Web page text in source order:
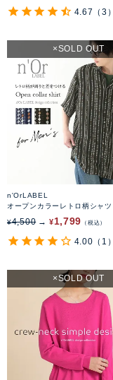
4.67 （3）
n'OrLABEL
オープンカラーレトロ柄シャツ
¥4,500 ¥1,799 税込
SOLD OUT
4.00 （1）
SOLD OUT